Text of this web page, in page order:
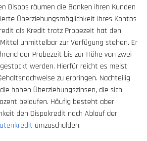
Dispos räumen die Banken ihren Kunden
Überziehungsmöglichkeit ihres Kontos
als Kredit trotz Probezeit hat den
unmittelbar zur Verfügung stehen. Er
der Probezeit bis zur Höhe von zwei
werden. Hierfür reicht es meist
zu erbringen. Nachteilig
hohen Überziehungszinsen, die sich
belaufen. Häufig besteht aber
den Dispokredit nach Ablauf der
umzuschulden.